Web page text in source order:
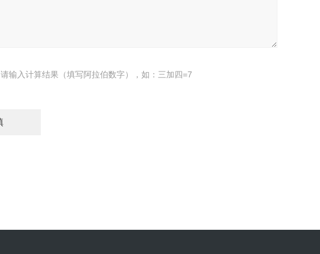
请输入计算结果（填写阿拉伯数字），如：三加四=7